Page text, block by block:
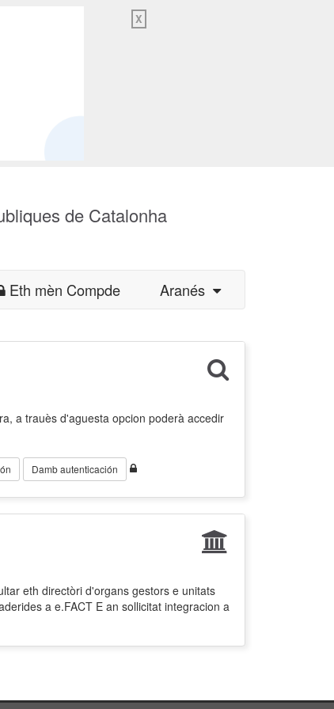
X
de Catalonha
Eth mèn Compde Aranés
a trauès d'aguesta opcion poderà accedir
Damb autenticación
eth directòri d'organs gestors e unitats
a e.FACT E an sollicitat integracion a